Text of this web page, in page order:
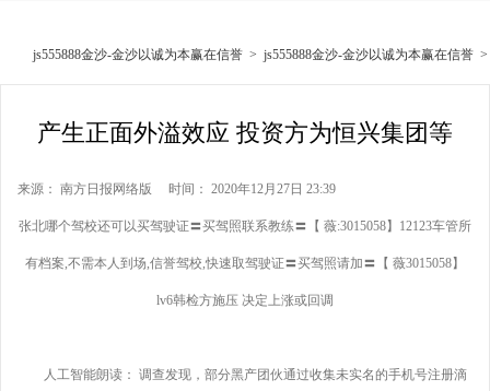
js555888金沙-金沙以诚为本赢在信誉 > js555888金沙-金沙以诚为本赢在信誉
产生正面外溢效应 投资方为恒兴集团等
来源： 南方日报网络版 时间： 2020年12月27日 23:39
张北哪个驾校还可以买驾驶证〓买驾照联系教练〓【 薇:3015058】12123车管所
有档案,不需本人到场,信誉驾校,快速取驾驶证〓买驾照请加〓【 薇3015058】
lv6韩检方施压 决定上涨或回调
人工智能朗读： 调查发现，部分黑产团伙通过收集未实名的手机号注册滴